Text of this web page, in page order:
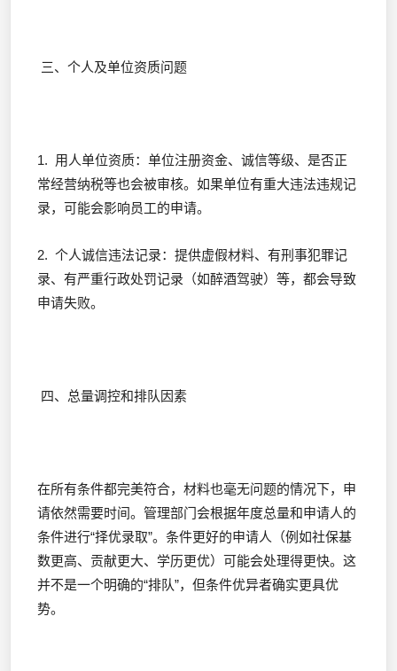
三、个人及单位资质问题
1. 用人单位资质：单位注册资金、诚信等级、是否正
常经营纳税等也会被审核。如果单位有重大违法违规记
录，可能会影响员工的申请。
2. 个人诚信违法记录：提供虚假材料、有刑事犯罪记
录、有严重行政处罚记录（如醉酒驾驶）等，都会导致
申请失败。
四、总量调控和排队因素
在所有条件都完美符合，材料也毫无问题的情况下，申
请依然需要时间。管理部门会根据年度总量和申请人的
条件进行“择优录取”。条件更好的申请人（例如社保基
数更高、贡献更大、学历更优）可能会处理得更快。这
并不是一个明确的“排队”，但条件优异者确实更具优
势。